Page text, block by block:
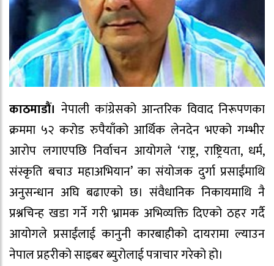
काठमाडौं।नेपाली कांग्रेसको आन्तरिक विवाद निरूपणका
क्रममा ५२ करोड रुपैयाँको आर्थिक लेनदेन भएको गम्भीर
आरोप लगाएपछि निर्वाचन आयोगले ‘राष्ट्र, राष्ट्रियता, धर्म,
संस्कृति बचाउ महाअभियान’ का संयोजक दुर्गा प्रसाईंमाथि
अनुसन्धान अघि बढाएको छ। संवैधानिक निकायमाथि नै
प्रश्नचिन्ह खडा गर्ने गरी भ्रामक अभिव्यक्ति दिएको ठहर गर्दै
आयोगले प्रसाईंलाई कानुनी कारबाहीको दायरामा ल्याउन
नेपाल प्रहरीको साइबर ब्युरोलाई पत्राचार गरेको हो।